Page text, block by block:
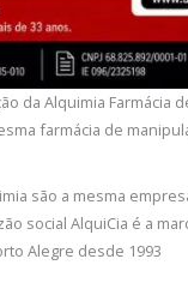
da Alquimia Farmácia
farmácia de
são a mesma
social AlquiCia é a
Alegre desde 1993